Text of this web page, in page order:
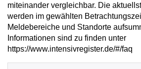
miteinander vergleichbar. Die
werden im gewählten
Meldebereiche und Standorte
Informationen sind zu finden unter
https://www.intensivregister.de/#/faq